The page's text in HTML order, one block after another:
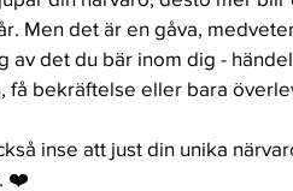
Men det är en gåva,
av det du bär inom dig -
få bekräftelse eller bara
inse att just din unika
❤️